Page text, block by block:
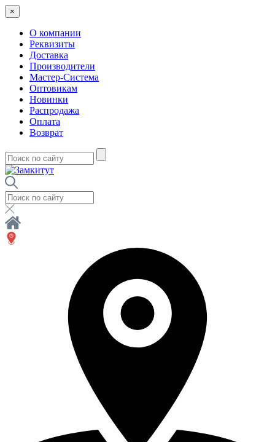
×
О компании
Реквизиты
Доставка
Производители
Мастер-Система
Оптовикам
Новинки
Распродажа
Оплата
Возврат